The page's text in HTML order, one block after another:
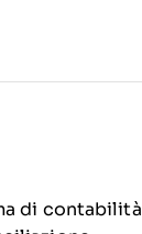
di contabilità